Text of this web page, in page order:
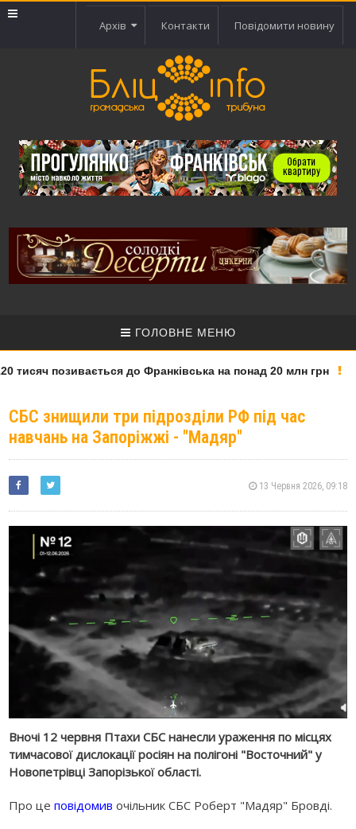
Архів Контакти Повідомити новину
ГОЛОВНЕ МЕНЮ
позивається до Франківська на понад 20 млн грн
СБС знищили три підрозділи РФ під час
навчань на Запоріжжі - "Мадяр"
13 Червня 2026, 09:18
Вночі 12 червня Птахи СБС нанесли ураження по місцях
тимчасової дислокації росіян на полігоні "Восточний" у
Новопетрівці Запорізької області.
Про цеповідомив очільник СБС Роберт "Мадяр" Бровді.